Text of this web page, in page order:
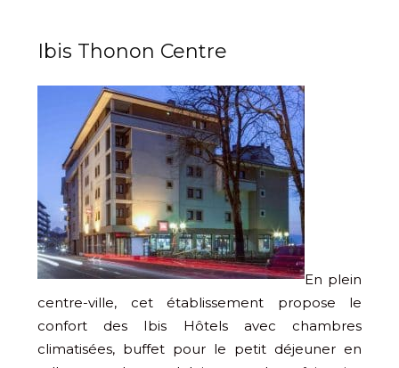
Ibis Thonon Centre
En plein
centre-ville, cet établissement propose le
confort des Ibis Hôtels avec chambres
climatisées, buffet pour le petit déjeuner en